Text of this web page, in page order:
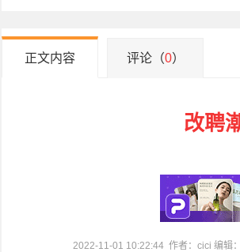
正文内容 评论（0）
改聘
2022-11-01 10:22:44 作者：cici 编辑